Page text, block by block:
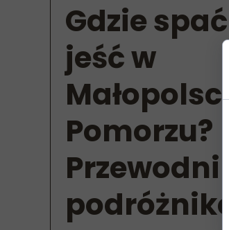
Gdzie
jeść w
Pomorzu?